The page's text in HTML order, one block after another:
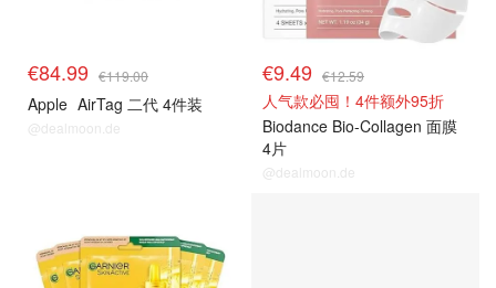
€84.99 €119.00
Apple AirTag 二代 4件装
@dealmoon.de
€9.49 €12.59
人气款必囤！4件额外95折
Biodance Bio-Collagen 面膜
4片
@dealmoon.de